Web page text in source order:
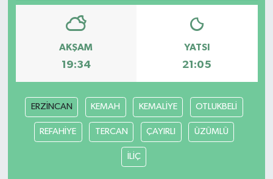
AKŞAM
19:34
YATSI
21:05
ERZİNCAN KEMAH KEMALİYE OTLUKBELİ
REFAHİYE TERCAN ÇAYIRLI ÜZÜMLÜ
İLİÇ